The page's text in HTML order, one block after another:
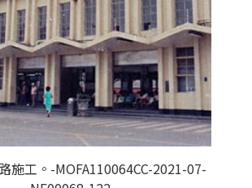
施工。-MOFA110064CC-2021-07-